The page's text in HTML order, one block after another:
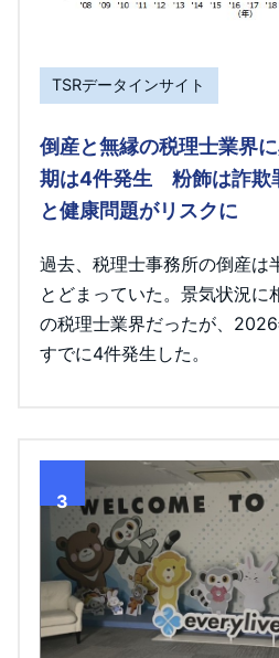
TSRデータインサイト
倒産と無縁の税理士業界
期は4件発生 粉飾は詐欺
と健康問題がリスクに
過去、税理士事務所の倒産は
とどまっていた。景気状況に
の税理士業界だったが、
すでに4件発生した。
3